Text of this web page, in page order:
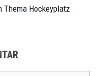
Thema Hockeyplatz